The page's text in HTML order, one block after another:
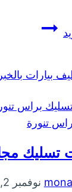
شركة
براس
براس
تنورة
تسليك
mona نوفمبر 2, 2024